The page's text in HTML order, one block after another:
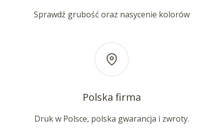
Sprawdź grubość oraz nasycenie kolorów
Polska firma
Druk w Polsce, polska gwarancja i zwroty.